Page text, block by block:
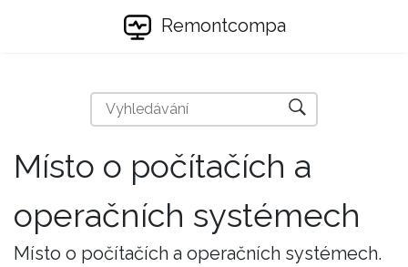
Remontcompa
Místo o počítačích a
operačních systémech
Místo o počítačích a operačních systémech.